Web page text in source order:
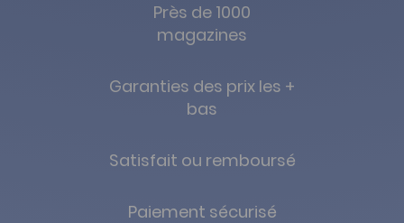
Près de 1000
magazines
Garanties des prix les +
bas
Satisfait ou remboursé
Paiement sécurisé